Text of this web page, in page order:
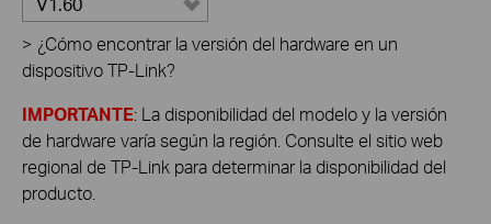
> ¿Cómo encontrar la versión del hardware en un
dispositivo TP-Link?
IMPORTANTE: La disponibilidad del modelo y la versión
de hardware varía según la región. Consulte el sitio web
regional de TP-Link para determinar la disponibilidad del
producto.